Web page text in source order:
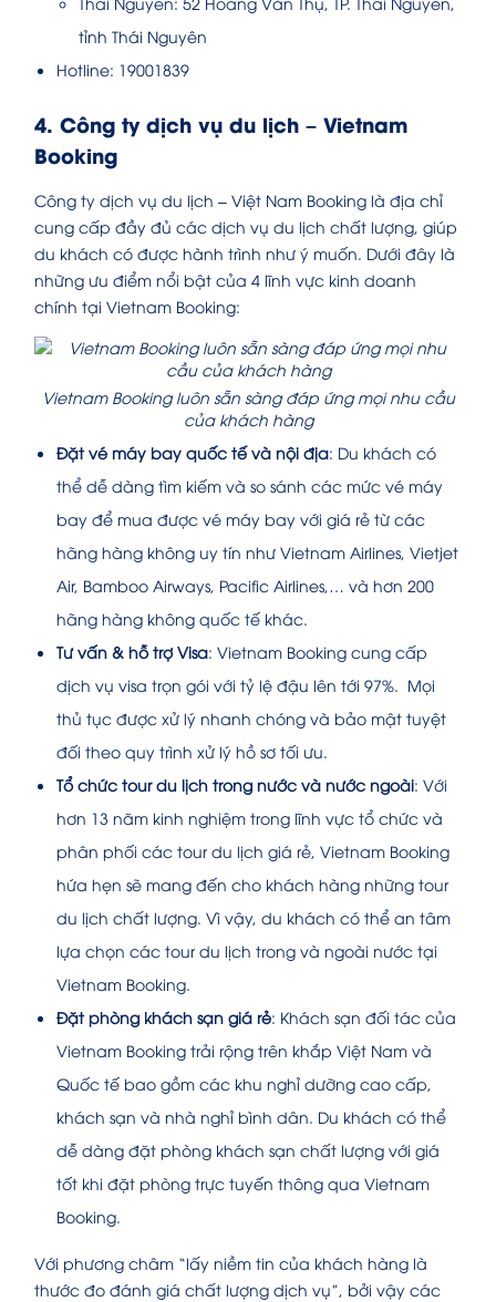
tỉnh Thái Nguyên
Hotline: 19001839
4. Công ty dịch vụ du lịch – Vietnam
Booking
Công ty dịch vụ du lịch – Việt Nam Booking là địa chỉ
cung cấp đầy đủ các dịch vụ du lịch chất lượng, giúp
du khách có được hành trình như ý muốn. Dưới đây là
những ưu điểm nổi bật của 4 lĩnh vực kinh doanh
chính tại Vietnam Booking:
Vietnam Booking luôn sẵn sàng đáp ứng mọi nhu cầu
của khách hàng
Đặt vé máy bay quốc tế và nội địa: Du khách có
thể dễ dàng tìm kiếm và so sánh các mức vé máy
bay để mua được vé máy bay với giá rẻ từ các
hãng hàng không uy tín như Vietnam Airlines, Vietjet
Air, Bamboo Airways, Pacific Airlines,… và hơn 200
hãng hàng không quốc tế khác.
Tư vấn & hỗ trợ Visa: Vietnam Booking cung cấp
dịch vụ visa trọn gói với tỷ lệ đậu lên tới 97%. Mọi
thủ tục được xử lý nhanh chóng và bảo mật tuyệt
đối theo quy trình xử lý hồ sơ tối ưu.
Tổ chức tour du lịch trong nước và nước ngoài: Với
hơn 13 năm kinh nghiệm trong lĩnh vực tổ chức và
phân phối các tour du lịch giá rẻ, Vietnam Booking
hứa hẹn sẽ mang đến cho khách hàng những tour
du lịch chất lượng. Vì vậy, du khách có thể an tâm
lựa chọn các tour du lịch trong và ngoài nước tại
Vietnam Booking.
Đặt phòng khách sạn giá rẻ: Khách sạn đối tác của
Vietnam Booking trải rộng trên khắp Việt Nam và
Quốc tế bao gồm các khu nghỉ dưỡng cao cấp,
khách sạn và nhà nghỉ bình dân. Du khách có thể
dễ dàng đặt phòng khách sạn chất lượng với giá
tốt khi đặt phòng trực tuyến thông qua Vietnam
Booking.
Với phương châm “lấy niềm tin của khách hàng là
thước đo đánh giá chất lượng dịch vụ”, bởi vậy các